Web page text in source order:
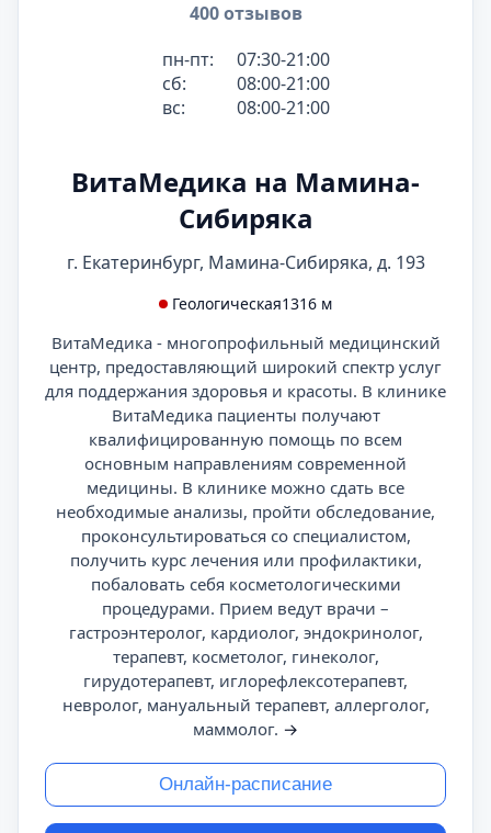
400 отзывов
пн-пт:
07:30-21:00
сб:
08:00-21:00
вс:
08:00-21:00
ВитаМедика на Мамина-
Сибиряка
г. Екатеринбург, Мамина-Сибиряка, д. 193
Геологическая1316 м
ВитаМедика - многопрофильный медицинский
центр, предоставляющий широкий спектр услуг
для поддержания здоровья и красоты. В клинике
ВитаМедика пациенты получают
квалифицированную помощь по всем
основным направлениям современной
медицины. В клинике можно сдать все
необходимые анализы, пройти обследование,
проконсультироваться со специалистом,
получить курс лечения или профилактики,
побаловать себя косметологическими
процедурами. Прием ведут врачи –
гастроэнтеролог, кардиолог, эндокринолог,
терапевт, косметолог, гинеколог,
гирудотерапевт, иглорефлексотерапевт,
невролог, мануальный терапевт, аллерголог,
маммолог. →
Онлайн-расписание